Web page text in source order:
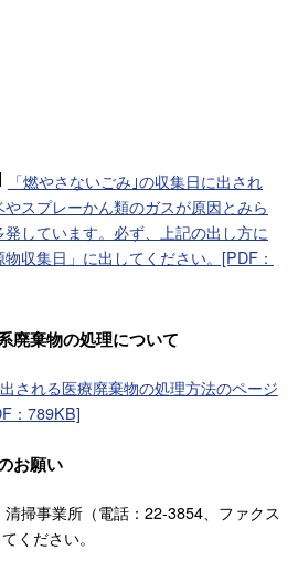
「燃やさないごみ｣の収集日に出され
スプレーかん類のガスが原因とみら
しています。必ず、上記の出し方に
収集日」に出してください。[PDF：
廃棄物の処理について
される医療廃棄物の処理方法のページ
：789KB]
お願い
掃事業所（電話：22-3854、ファクス
ください。